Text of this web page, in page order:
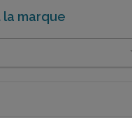
la marque